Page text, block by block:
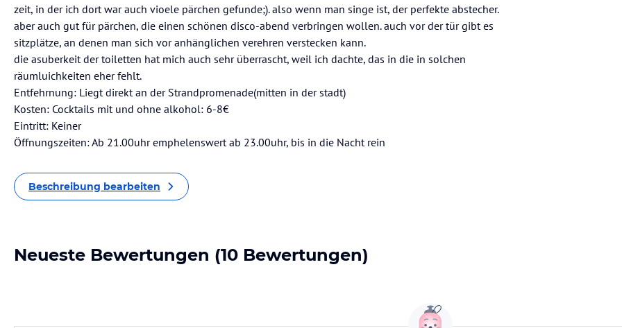
zeit, in der ich dort war auch vioele pärchen gefunde;). also wenn man singe ist, der perfekte abstecher.
aber auch gut für pärchen, die einen schönen disco-abend verbringen wollen. auch vor der tür gibt es
sitzplätze, an denen man sich vor anhänglichen verehren verstecken kann.
die asuberkeit der toiletten hat mich auch sehr überrascht, weil ich dachte, das in die in solchen
räumluichkeiten eher fehlt.
Entfehrnung: Liegt direkt an der Strandpromenade(mitten in der stadt)
Kosten: Cocktails mit und ohne alkohol: 6-8€
Eintritt: Keiner
Öffnungszeiten: Ab 21.00uhr emphelenswert ab 23.00uhr, bis in die Nacht rein
Beschreibung bearbeiten
Neueste Bewertungen (10 Bewertungen)